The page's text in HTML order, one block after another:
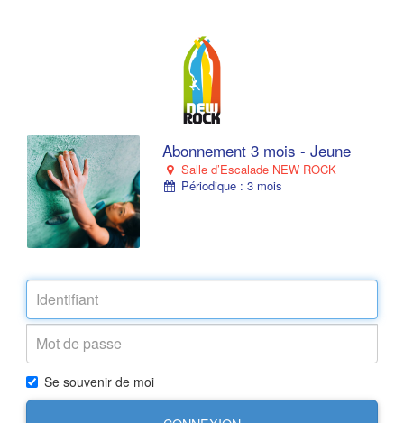
Abonnement 3 mois - Jeune
Salle d’Escalade NEW ROCK
Périodique : 3 mois
Se souvenir de moi